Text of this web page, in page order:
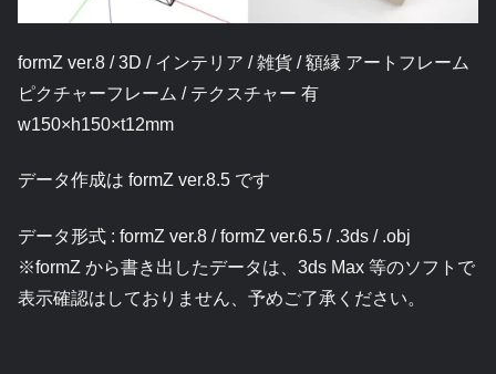
formZ ver.8 / 3D / インテリア / 雑貨 / 額縁 アートフレーム
ピクチャーフレーム / テクスチャー 有
w150×h150×t12mm
データ作成は formZ ver.8.5 です
データ形式 : formZ ver.8 / formZ ver.6.5 / .3ds / .obj
※formZ から書き出したデータは、3ds Max 等のソフトで
表示確認はしておりません、予めご了承ください。